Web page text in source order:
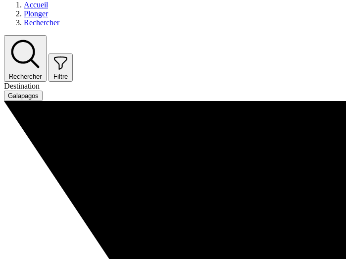
Accueil
Plonger
Rechercher
Rechercher Filtre
Destination
Galapagos